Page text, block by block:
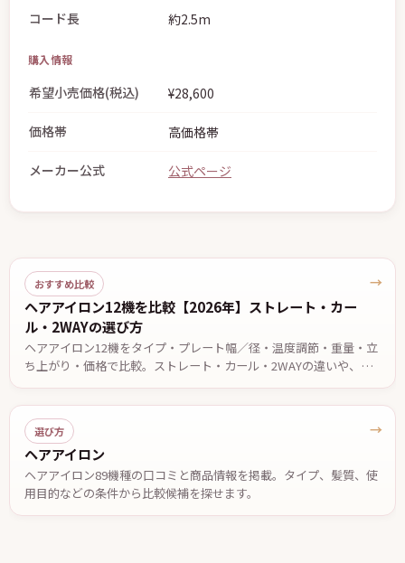
コード長 約2.5m
購入情報
希望小売価格(税込) ¥28,600
価格帯 高価格帯
メーカー公式 公式ページ
おすすめ比較
ヘアアイロン12機を比較【2026年】ストレート・カー
ル・2WAYの選び方
ヘアアイロン12機をタイプ・プレート幅／径・温度調節・重量・立
ち上がり・価格で比較。ストレート・カール・2WAYの違いや、前
髪・ショート・ロング・くせ毛など目的別の選び方、安全に使うた
めの注意点を解説します。価格・仕様は2026年7月13日時点。
→
選び方
ヘアアイロン
ヘアアイロン89機種の口コミと商品情報を掲載。タイプ、髪質、使
用目的などの条件から比較候補を探せます。
→